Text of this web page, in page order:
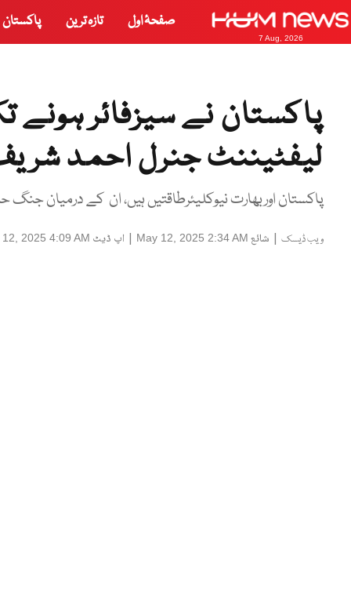
7 Aug, 2026
صفحۂ اول تازہ ترین پاکستان
لیفٹیننٹ جنرل احمد
پاکستان اوربھارت نیوکلیئرطاقتیں ہیں، ان کے درمیان
ویب ڈیسک | شائع May 12, 2025 2:34 AM
| اپ ڈیٹ 12, 2025 4:09 AM